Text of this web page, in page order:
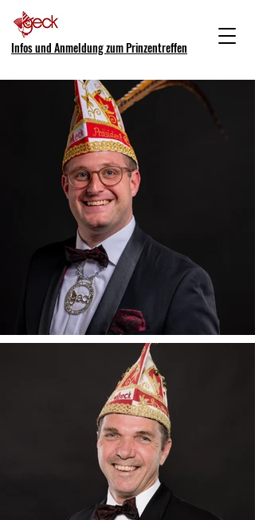
Infos und Anmeldung zum Prinzentreffen